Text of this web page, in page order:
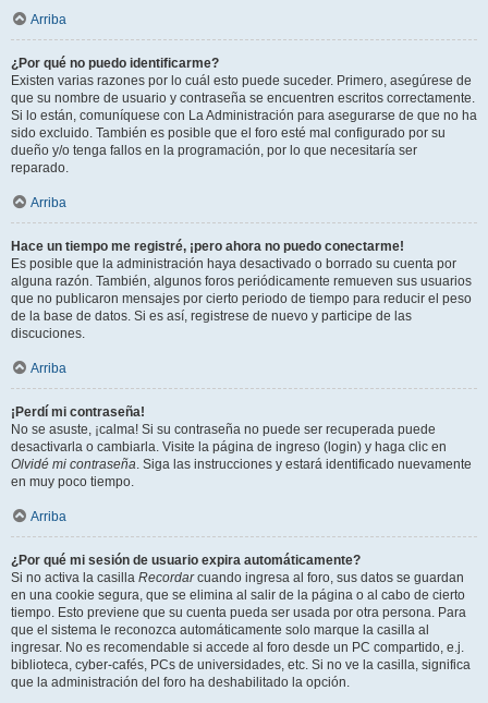
Arriba
¿Por qué no puedo identificarme?
Existen varias razones por lo cuál esto puede suceder. Primero, asegúrese de
que su nombre de usuario y contraseña se encuentren escritos correctamente.
Si lo están, comuníquese con La Administración para asegurarse de que no ha
sido excluido. También es posible que el foro esté mal configurado por su
dueño y/o tenga fallos en la programación, por lo que necesitaría ser
reparado.
Arriba
Hace un tiempo me registré, ¡pero ahora no puedo conectarme!
Es posible que la administración haya desactivado o borrado su cuenta por
alguna razón. También, algunos foros periódicamente remueven sus usuarios
que no publicaron mensajes por cierto periodo de tiempo para reducir el peso
de la base de datos. Si es así, registrese de nuevo y participe de las
discuciones.
Arriba
¡Perdí mi contraseña!
No se asuste, ¡calma! Si su contraseña no puede ser recuperada puede
desactivarla o cambiarla. Visite la página de ingreso (login) y haga clic en
Olvidé mi contraseña. Siga las instrucciones y estará identificado nuevamente
en muy poco tiempo.
Arriba
¿Por qué mi sesión de usuario expira automáticamente?
Si no activa la casilla Recordarcuando ingresa al foro, sus datos se guardan
en una cookie segura, que se elimina al salir de la página o al cabo de cierto
tiempo. Esto previene que su cuenta pueda ser usada por otra persona. Para
que el sistema le reconozca automáticamente solo marque la casilla al
ingresar. No es recomendable si accede al foro desde un PC compartido, e.j.
biblioteca, cyber-cafés, PCs de universidades, etc. Si no ve la casilla, significa
que la administración del foro ha deshabilitado la opción.